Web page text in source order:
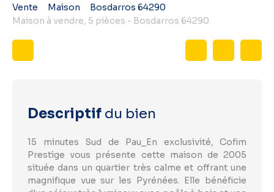
Vente Maison
Bosdarros 64290
Maison à vendre, 5 pièces - Bosdarros 64290
Descriptif du bien
15 minutes Sud de Pau_En exclusivité, Cofim
Prestige vous présente cette maison de 2005
située dans un quartier très calme et offrant une
magnifique vue sur les Pyrénées. Elle bénéficie